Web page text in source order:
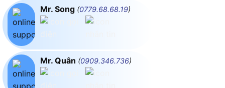
Mr. Song (0779.68.68.19)
Mr. Quân (0909.346.736)